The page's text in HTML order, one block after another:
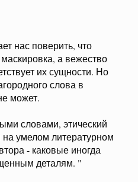
нас поверить, что
а вежество
их сущности. Но
слова в
может.
словами, этический
на умелом литературном
- каковые иногда
деталям. "